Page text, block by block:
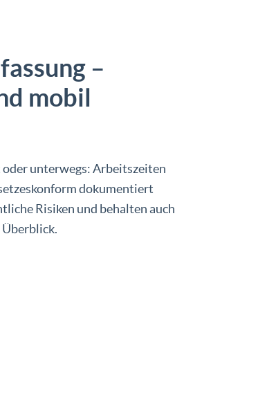
–
mobil
unterwegs: Arbeitszeiten
dokumentiert
Risiken und behalten auch